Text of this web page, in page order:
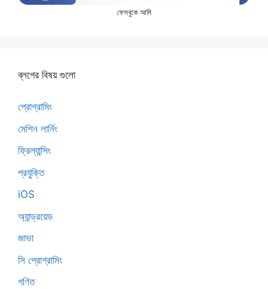
ফেসবুকে আমি
ব্লগের বিষয় গুলো
প্রোগ্রামিং
মেশিন লার্নিং
ফ্রিল্যান্সিং
প্রযুক্তি
iOS
অ্যান্ড্রয়েড
জাভা
সি প্রোগ্রামিং
গণিত